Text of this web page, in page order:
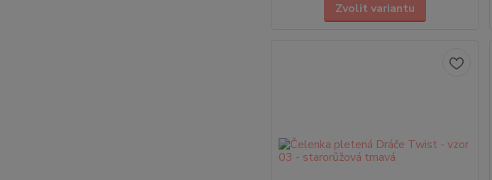
Zvolit variantu